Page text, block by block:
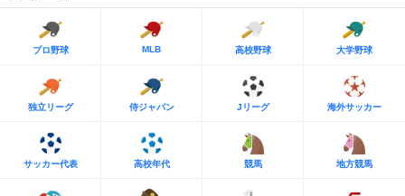
プロ野球 MLB 高校野球 大学野球
独立リーグ 侍ジャパン Jリーグ 海外サッカー
サッカー代表 高校年代 競馬 地方競馬